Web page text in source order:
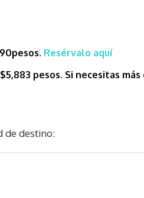
Resérvalo aquí
pesos. Si necesitas más
de destino: